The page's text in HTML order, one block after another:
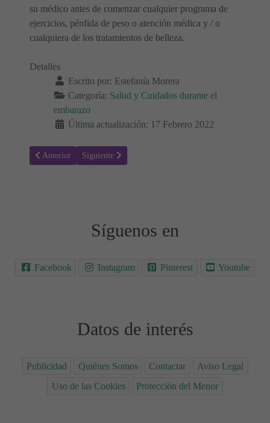
su médico antes de comenzar cualquier programa de
ejercicios, pérdida de peso o atención médica y / o
cualquiera de los tratamientos de belleza.
Detalles
Escrito por: Estefanía Morera
Categoría: Salud y Cuidados durante el
embarazo
Última actualización: 17 Febrero 2022
Artículo anterior: Cardio durante el embarazo: ¿Es seguro? 🏊🏻‍♀️🏃🏻‍♀️
Anterior Artículo siguiente: Levantar pesas durante el
Siguiente
Síguenos en
Facebook Instagram Pinterest Youtube
Datos de interés
Publicidad Quiénes Somos Contactar
Aviso Legal
Uso de las Cookies
Protección del Menor